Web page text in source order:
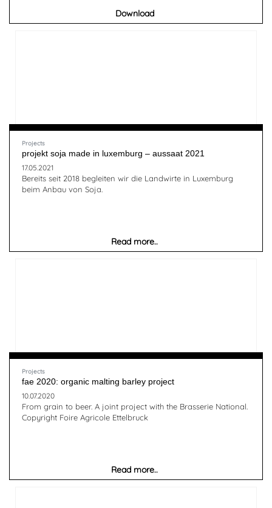
Download
Projects
projekt soja made in luxemburg – aussaat 2021
17.05.2021
Bereits seit 2018 begleiten wir die Landwirte in Luxemburg
beim Anbau von Soja.
Read more..
Projects
fae 2020: organic malting barley project
10.07.2020
From grain to beer. A joint project with the Brasserie National.
Copyright Foire Agricole Ettelbruck
Read more..